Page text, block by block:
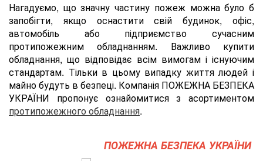
Нагадуємо, що значну частину пожеж можна було б
запобігти, якщо оснастити свій будинок, офіс,
автомобіль або підприємство сучасним
протипожежним обладнанням. Важливо купити
обладнання, що відповідає всім вимогам і існуючим
стандартам. Тільки в цьому випадку життя людей і
майно будуть в безпеці. Компанія ПОЖЕЖНА БЕЗПЕКА
УКРАЇНИ пропонує ознайомитися з асортиментом
протипожежного обладнання.
ПОЖЕЖНА БЕЗПЕКА УКРАЇНИ